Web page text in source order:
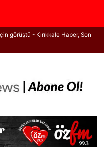
görüştü - Kırıkkale Haber, Son